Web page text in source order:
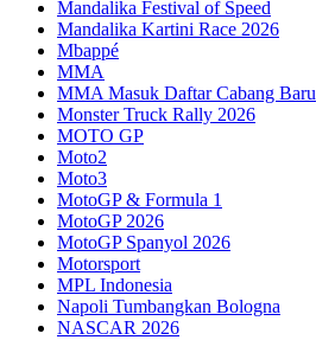
Mandalika Festival of Speed
Mandalika Kartini Race 2026
Mbappé
MMA
MMA Masuk Daftar Cabang Baru
Monster Truck Rally 2026
MOTO GP
Moto2
Moto3
MotoGP & Formula 1
MotoGP 2026
MotoGP Spanyol 2026
Motorsport
MPL Indonesia
Napoli Tumbangkan Bologna
NASCAR 2026